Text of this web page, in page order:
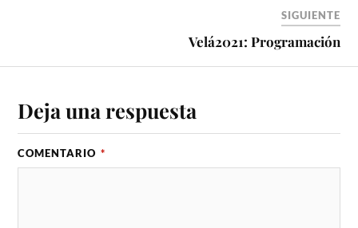
SIGUIENTE
Velá2021: Programación
Deja una respuesta
COMENTARIO *